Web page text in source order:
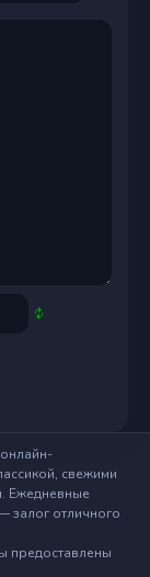
свежими
Ежедневные
залог отличного
предоставлены